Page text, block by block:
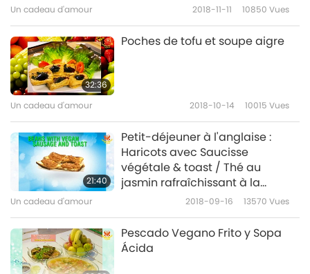
Un cadeau d'amour 2018-11-11 10850 Vues
32:36
Poches de tofu et soupe aigre
Un cadeau d'amour 2018-10-14 10015 Vues
21:40
Petit-déjeuner à l'anglaise :
Haricots avec Saucisse
végétale & toast / Thé au
jasmin rafraîchissant à la
menthe poivrée
Un cadeau d'amour 2018-09-16 13570 Vues
Pescado Vegano Frito y Sopa
Ácida